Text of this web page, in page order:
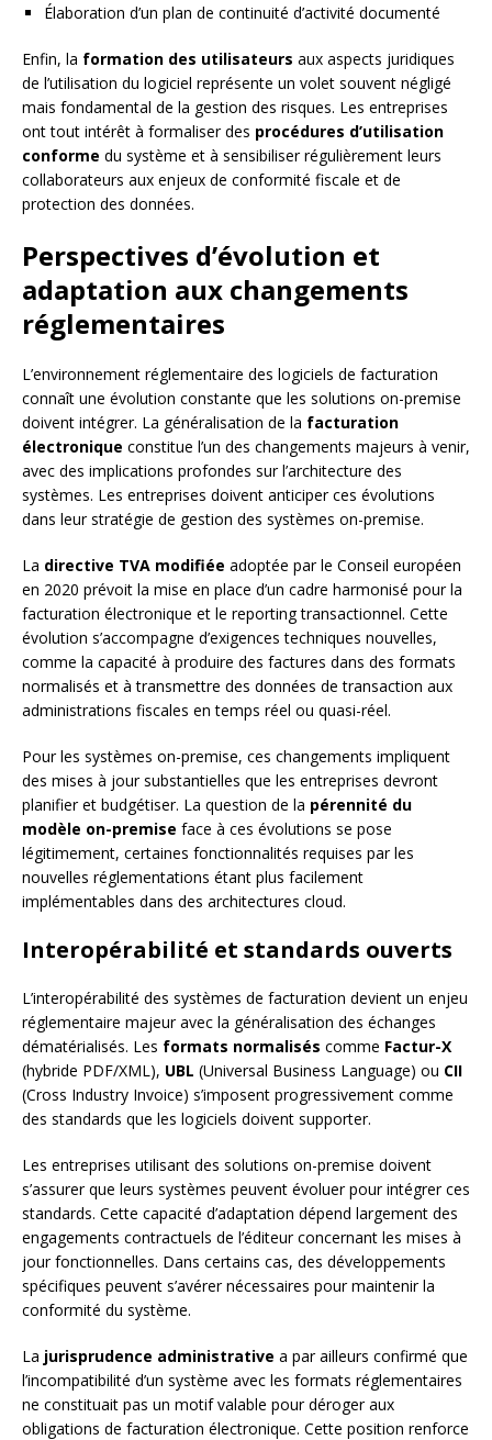
Élaboration d’un plan de continuité d’activité documenté
Enfin, la formation des utilisateurs aux aspects juridiques
de l’utilisation du logiciel représente un volet souvent négligé
mais fondamental de la gestion des risques. Les entreprises
ont tout intérêt à formaliser des procédures d’utilisation
conforme du système et à sensibiliser régulièrement leurs
collaborateurs aux enjeux de conformité fiscale et de
protection des données.
Perspectives d’évolution et
adaptation aux changements
réglementaires
L’environnement réglementaire des logiciels de facturation
connaît une évolution constante que les solutions on-premise
doivent intégrer. La généralisation de la facturation
électronique constitue l’un des changements majeurs à venir,
avec des implications profondes sur l’architecture des
systèmes. Les entreprises doivent anticiper ces évolutions
dans leur stratégie de gestion des systèmes on-premise.
La directive TVA modifiée adoptée par le Conseil européen
en 2020 prévoit la mise en place d’un cadre harmonisé pour la
facturation électronique et le reporting transactionnel. Cette
évolution s’accompagne d’exigences techniques nouvelles,
comme la capacité à produire des factures dans des formats
normalisés et à transmettre des données de transaction aux
administrations fiscales en temps réel ou quasi-réel.
Pour les systèmes on-premise, ces changements impliquent
des mises à jour substantielles que les entreprises devront
planifier et budgétiser. La question de la pérennité du
modèle on-premise face à ces évolutions se pose
légitimement, certaines fonctionnalités requises par les
nouvelles réglementations étant plus facilement
implémentables dans des architectures cloud.
Interopérabilité et standards ouverts
L’interopérabilité des systèmes de facturation devient un enjeu
réglementaire majeur avec la généralisation des échanges
dématérialisés. Les formats normalisés comme Factur-X
(hybride PDF/XML), UBL (Universal Business Language) ou CII
(Cross Industry Invoice) s’imposent progressivement comme
des standards que les logiciels doivent supporter.
Les entreprises utilisant des solutions on-premise doivent
s’assurer que leurs systèmes peuvent évoluer pour intégrer ces
standards. Cette capacité d’adaptation dépend largement des
engagements contractuels de l’éditeur concernant les mises à
jour fonctionnelles. Dans certains cas, des développements
spécifiques peuvent s’avérer nécessaires pour maintenir la
conformité du système.
La jurisprudence administrative a par ailleurs confirmé que
l’incompatibilité d’un système avec les formats réglementaires
ne constituait pas un motif valable pour déroger aux
obligations de facturation électronique. Cette position renforce